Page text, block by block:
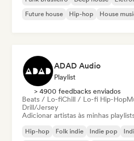
Future house
Hip-hop House
ADAD Audio
Playlist
> 4900 feedbacks enviados
Beats / Lo-fiChill / Lo-fi Hip-Hop
Drill/Jersey
Adicionar artistas às minhas
Hip-hop Folk indie Indie pop